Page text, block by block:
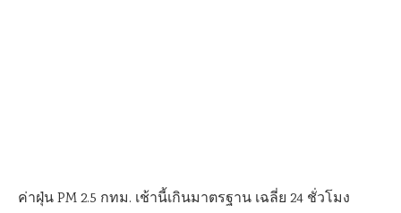
ค่าฝุ่น PM 2.5 กทม. เช้านี้เกินมาตรฐาน เฉลี่ย 24 ชั่วโมง